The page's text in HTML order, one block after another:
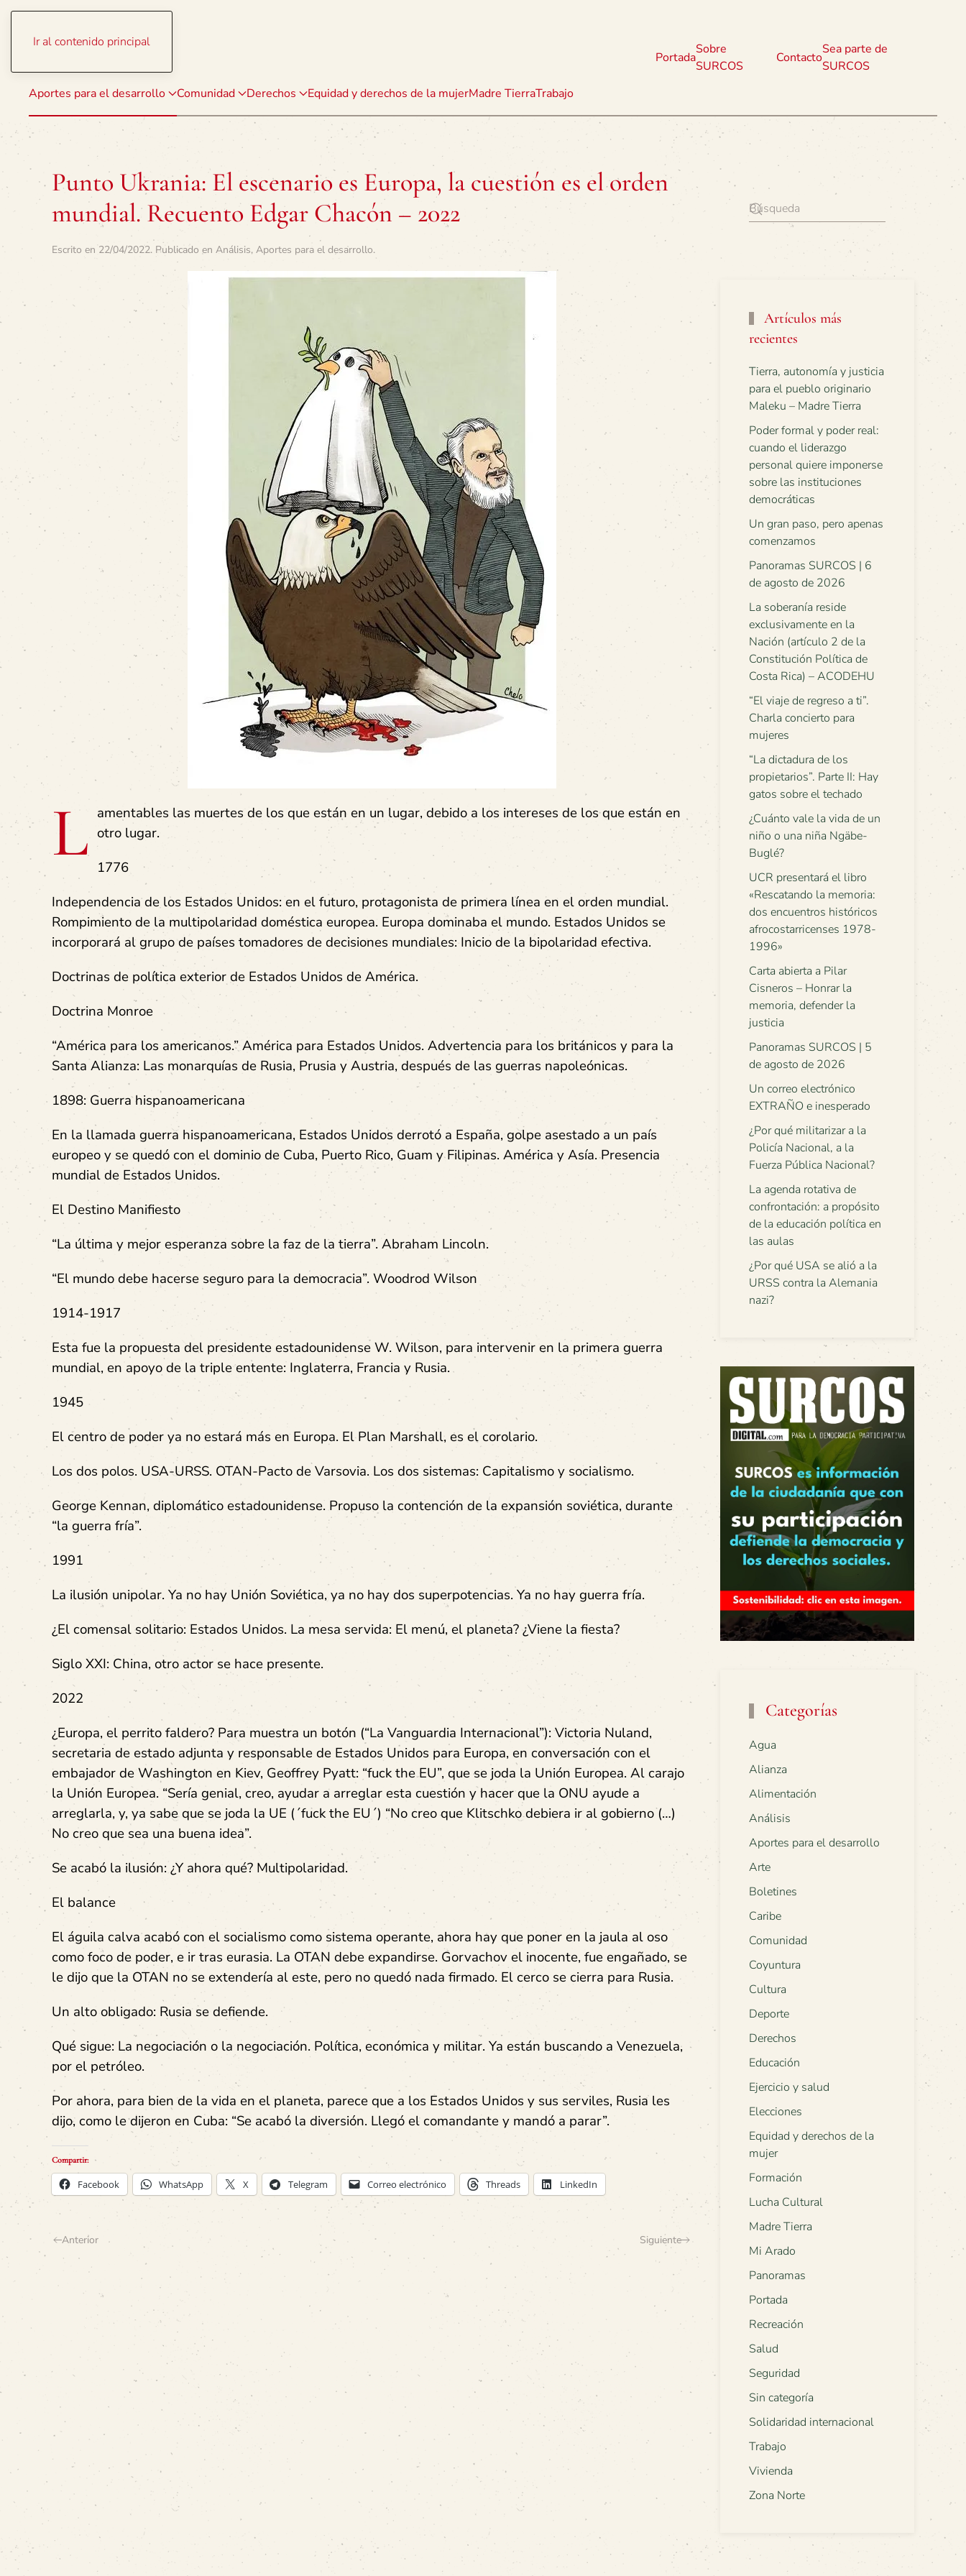
Ir al contenido principal
Aportes para el desarrollo Comunidad Derechos Equidad y derechos de la mujerMadre TierraTrabajo
Portada
Sobre
SURCOS
Contacto
Sea parte de
SURCOS
Punto Ukrania: El escenario es Europa, la cuestión es el orden
mundial. Recuento Edgar Chacón – 2022
Escrito en 22/04/2022. Publicado en Análisis, Aportes para el desarrollo.
L amentables las muertes de los que están en un lugar, debido a los intereses de los que están en
otro lugar.
1776
Independencia de los Estados Unidos: en el futuro, protagonista de primera línea en el orden mundial.
Rompimiento de la multipolaridad doméstica europea. Europa dominaba el mundo. Estados Unidos se
incorporará al grupo de países tomadores de decisiones mundiales: Inicio de la bipolaridad efectiva.
Doctrinas de política exterior de Estados Unidos de América.
Doctrina Monroe
“América para los americanos.” América para Estados Unidos. Advertencia para los británicos y para la
Santa Alianza: Las monarquías de Rusia, Prusia y Austria, después de las guerras napoleónicas.
1898: Guerra hispanoamericana
En la llamada guerra hispanoamericana, Estados Unidos derrotó a España, golpe asestado a un país
europeo y se quedó con el dominio de Cuba, Puerto Rico, Guam y Filipinas. América y Asía. Presencia
mundial de Estados Unidos.
El Destino Manifiesto
“La última y mejor esperanza sobre la faz de la tierra”. Abraham Lincoln.
“El mundo debe hacerse seguro para la democracia”. Woodrod Wilson
1914-1917
Esta fue la propuesta del presidente estadounidense W. Wilson, para intervenir en la primera guerra
mundial, en apoyo de la triple entente: Inglaterra, Francia y Rusia.
1945
El centro de poder ya no estará más en Europa. El Plan Marshall, es el corolario.
Los dos polos. USA-URSS. OTAN-Pacto de Varsovia. Los dos sistemas: Capitalismo y socialismo.
George Kennan, diplomático estadounidense. Propuso la contención de la expansión soviética, durante
“la guerra fría”.
1991
La ilusión unipolar. Ya no hay Unión Soviética, ya no hay dos superpotencias. Ya no hay guerra fría.
¿El comensal solitario: Estados Unidos. La mesa servida: El menú, el planeta? ¿Viene la fiesta?
Siglo XXI: China, otro actor se hace presente.
2022
¿Europa, el perrito faldero? Para muestra un botón (“La Vanguardia Internacional”): Victoria Nuland,
secretaria de estado adjunta y responsable de Estados Unidos para Europa, en conversación con el
embajador de Washington en Kiev, Geoffrey Pyatt: “fuck the EU”, que se joda la Unión Europea. Al carajo
la Unión Europea. “Sería genial, creo, ayudar a arreglar esta cuestión y hacer que la ONU ayude a
arreglarla, y, ya sabe que se joda la UE (´fuck the EU´) “No creo que Klitschko debiera ir al gobierno (…)
No creo que sea una buena idea”.
Se acabó la ilusión: ¿Y ahora qué? Multipolaridad.
El balance
El águila calva acabó con el socialismo como sistema operante, ahora hay que poner en la jaula al oso
como foco de poder, e ir tras eurasia. La OTAN debe expandirse. Gorvachov el inocente, fue engañado, se
le dijo que la OTAN no se extendería al este, pero no quedó nada firmado. El cerco se cierra para Rusia.
Un alto obligado: Rusia se defiende.
Qué sigue: La negociación o la negociación. Política, económica y militar. Ya están buscando a Venezuela,
por el petróleo.
Por ahora, para bien de la vida en el planeta, parece que a los Estados Unidos y sus serviles, Rusia les
dijo, como le dijeron en Cuba: “Se acabó la diversión. Llegó el comandante y mandó a parar”.
Compartir:
Facebook WhatsApp X Telegram Correo electrónico Threads LinkedIn
Anterior Siguiente
Artículos más
recientes
Tierra, autonomía y justicia
para el pueblo originario
Maleku – Madre Tierra
Poder formal y poder real:
cuando el liderazgo
personal quiere imponerse
sobre las instituciones
democráticas
Un gran paso, pero apenas
comenzamos
Panoramas SURCOS | 6
de agosto de 2026
La soberanía reside
exclusivamente en la
Nación (artículo 2 de la
Constitución Política de
Costa Rica) – ACODEHU
“El viaje de regreso a ti”.
Charla concierto para
mujeres
“La dictadura de los
propietarios”. Parte II: Hay
gatos sobre el techado
¿Cuánto vale la vida de un
niño o una niña Ngäbe-
Buglé?
UCR presentará el libro
«Rescatando la memoria:
dos encuentros históricos
afrocostarricenses 1978-
1996»
Carta abierta a Pilar
Cisneros – Honrar la
memoria, defender la
justicia
Panoramas SURCOS | 5
de agosto de 2026
Un correo electrónico
EXTRAÑO e inesperado
¿Por qué militarizar a la
Policía Nacional, a la
Fuerza Pública Nacional?
La agenda rotativa de
confrontación: a propósito
de la educación política en
las aulas
¿Por qué USA se alió a la
URSS contra la Alemania
nazi?
Categorías
Agua
Alianza
Alimentación
Análisis
Aportes para el desarrollo
Arte
Boletines
Caribe
Comunidad
Coyuntura
Cultura
Deporte
Derechos
Educación
Ejercicio y salud
Elecciones
Equidad y derechos de la
mujer
Formación
Lucha Cultural
Madre Tierra
Mi Arado
Panoramas
Portada
Recreación
Salud
Seguridad
Sin categoría
Solidaridad internacional
Trabajo
Vivienda
Zona Norte